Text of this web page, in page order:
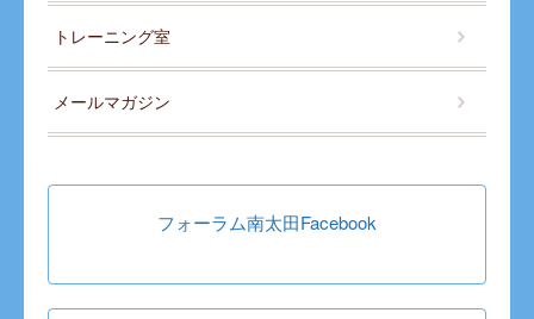
トレーニング室
メールマガジン
フォーラム南太田Facebook